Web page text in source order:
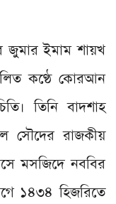
ইমাম শায়খ
কণ্ঠে কোরআন
তিনি বাদশাহ
রাজকীয়
মসজিদে নববির
১৪৩৪ হিজরিতে